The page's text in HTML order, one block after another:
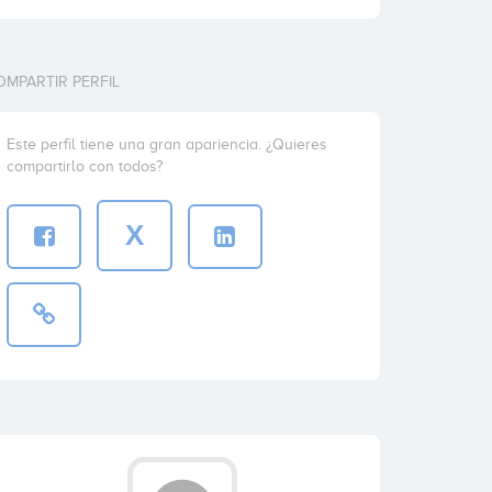
PERFIL
Este perfil tiene una gran apariencia. ¿Quieres
compartirlo con todos?
X